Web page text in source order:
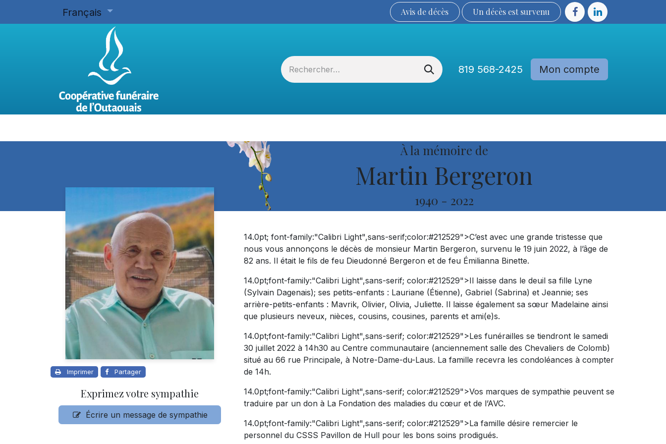
Français Avis de décès Un décès est sur​​​​​​​​ve​nu​​​​​​​​​​
819 568-2425 Mon compte
À la mémoire de
Martin Bergeron
1940 - 2022
Imprimer Partager
Exprimez votre sympathie
Écrire un message de sympathie
14.0pt; font-family:"Calibri Light",sans-serif;color:#212529">C’est avec une grande tristesse que
nous vous annonçons le décès de monsieur Martin Bergeron, survenu le 19 juin 2022, à l’âge de
82 ans. Il était le fils de feu Dieudonné Bergeron et de feu Émilianna Binette.
14.0pt;font-family:"Calibri Light",sans-serif; color:#212529">Il laisse dans le deuil sa fille Lyne
(Sylvain Dagenais); ses petits-enfants : Lauriane (Étienne), Gabriel (Sabrina) et Jeannie; ses
arrière-petits-enfants : Mavrik, Olivier, Olivia, Juliette. Il laisse également sa sœur Madelaine ainsi
que plusieurs neveux, nièces, cousins, cousines, parents et ami(e)s.
14.0pt;font-family:"Calibri Light",sans-serif; color:#212529">Les funérailles se tiendront le samedi
30 juillet 2022 à 14h30 au Centre communautaire (anciennement salle des Chevaliers de Colomb)
situé au 66 rue Principale, à Notre-Dame-du-Laus. La famille recevra les condoléances à compter
de 14h.
14.0pt;font-family:"Calibri Light",sans-serif; color:#212529">Vos marques de sympathie peuvent se
traduire par un don à La Fondation des maladies du cœur et de l’AVC.
14.0pt;font-family:"Calibri Light",sans-serif; color:#212529">La famille désire remercier le
personnel du CSSS Pavillon de Hull pour les bons soins prodigués.